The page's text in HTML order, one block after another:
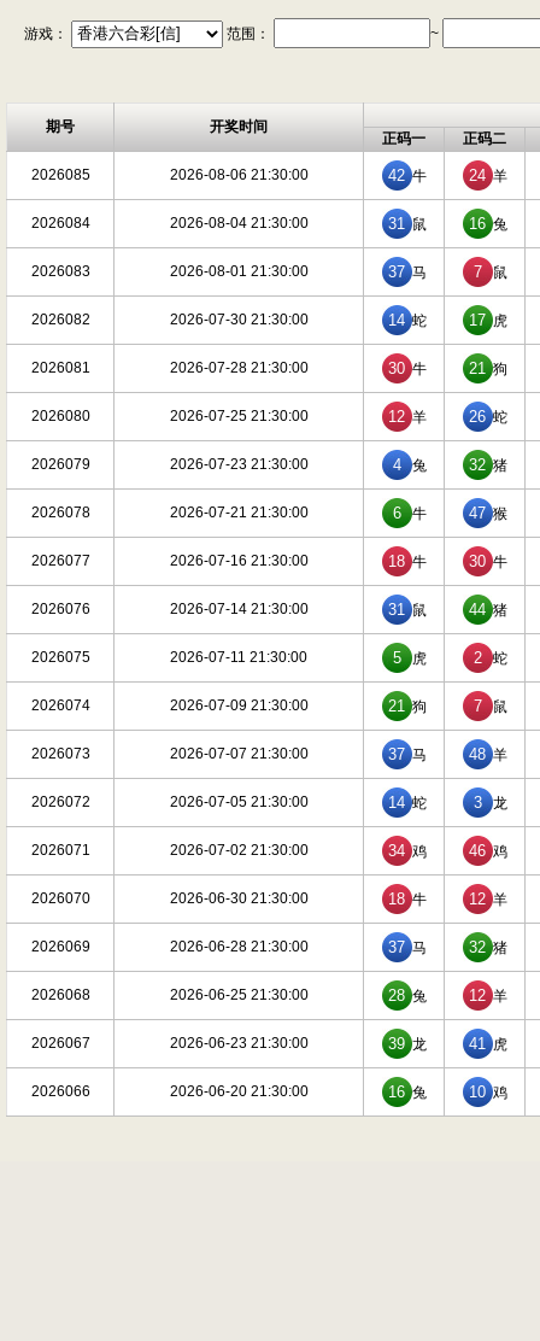
游戏： 范围： ~
期号 开奖时间
正码一 正码二
2026085 2026-08-06 21:30:00 42 牛 24 羊
2026084 2026-08-04 21:30:00 31 鼠 16 兔
2026083 2026-08-01 21:30:00 37 马 7 鼠
2026082 2026-07-30 21:30:00 14 蛇 17 虎
2026081 2026-07-28 21:30:00 30 牛 21 狗
2026080 2026-07-25 21:30:00 12 羊 26 蛇
2026079 2026-07-23 21:30:00 4 兔 32 猪
2026078 2026-07-21 21:30:00 6 牛 47 猴
2026077 2026-07-16 21:30:00 18 牛 30 牛
2026076 2026-07-14 21:30:00 31 鼠 44 猪
2026075 2026-07-11 21:30:00 5 虎 2 蛇
2026074 2026-07-09 21:30:00 21 狗 7 鼠
2026073 2026-07-07 21:30:00 37 马 48 羊
2026072 2026-07-05 21:30:00 14 蛇 3 龙
2026071 2026-07-02 21:30:00 34 鸡 46 鸡
2026070 2026-06-30 21:30:00 18 牛 12 羊
2026069 2026-06-28 21:30:00 37 马 32 猪
2026068 2026-06-25 21:30:00 28 兔 12 羊
2026067 2026-06-23 21:30:00 39 龙 41 虎
2026066 2026-06-20 21:30:00 16 兔 10 鸡